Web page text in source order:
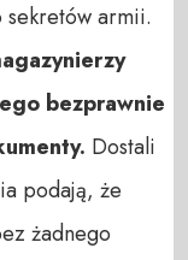
armii.
bezprawnie
Dostali
podają, że
żadnego